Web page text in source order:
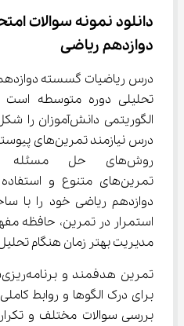
دانلود نمونه سوالات
دوازدهم ریاضی
درس ریاضیات گسسته
تحلیلی دوره متوسطه
درس نیازمند
تمرین‌های متنوع و
استمرار در تمرین، حافظه
مدیریت بهتر زمان هنگام تحلیل
بررسی سوالات مختلف و